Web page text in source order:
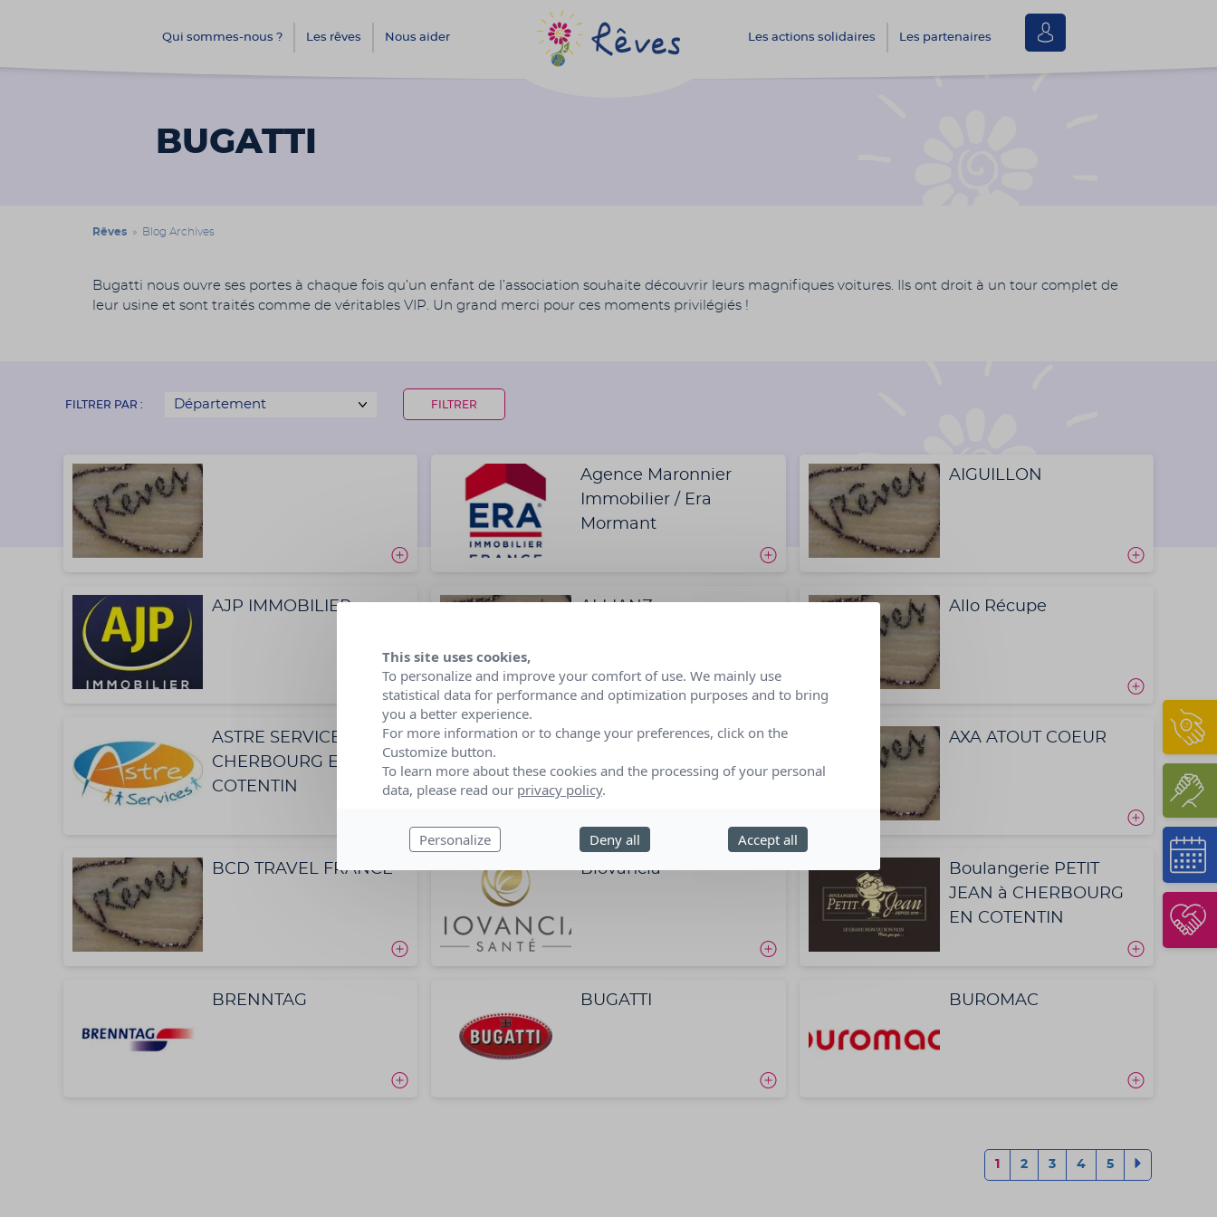
Qui sommes-nous ? Les rêves Nous aider Les actions solidaires Les partenaires
connecter
BUGATTI
Rêves » Blog Archives
Bugatti nous ouvre ses portes à chaque fois qu’un enfant de l’association souhaite découvrir leurs magnifiques voitures. Ils ont droit à un tour complet de
leur usine et sont traités comme de véritables VIP. Un grand merci pour ces moments privilégiés !
FILTRER PAR :
Agence Maronnier
Immobilier / Era
Mormant
AIGUILLON
AJP IMMOBILIER ALLIANZ Allo Récupe
ASTRE SERVICES à
CHERBOURG EN
COTENTIN
AVERY FRANCE AXA ATOUT COEUR
BCD TRAVEL FRANCE Biovancia
Boulangerie PETIT
JEAN à CHERBOURG
EN COTENTIN
BRENNTAG BUGATTI BUROMAC
1 2 3 4 5
This site uses cookies,
To personalize and improve your comfort of use. We mainly use
statistical data for performance and optimization purposes and to bring
you a better experience.
For more information or to change your preferences, click on the
Customize button.
To learn more about these cookies and the processing of your personal
data, please read our privacy policy.
Personalize Deny all Accept all